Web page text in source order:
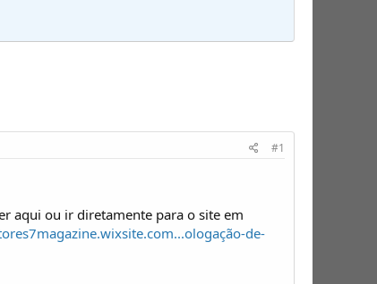
#1
aqui ou ir diretamente para o site em
de-